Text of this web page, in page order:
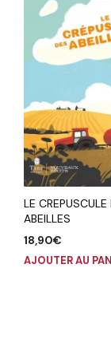
LE CREPUSCULE
ABEILLES
18,90€
AJOUTER AU